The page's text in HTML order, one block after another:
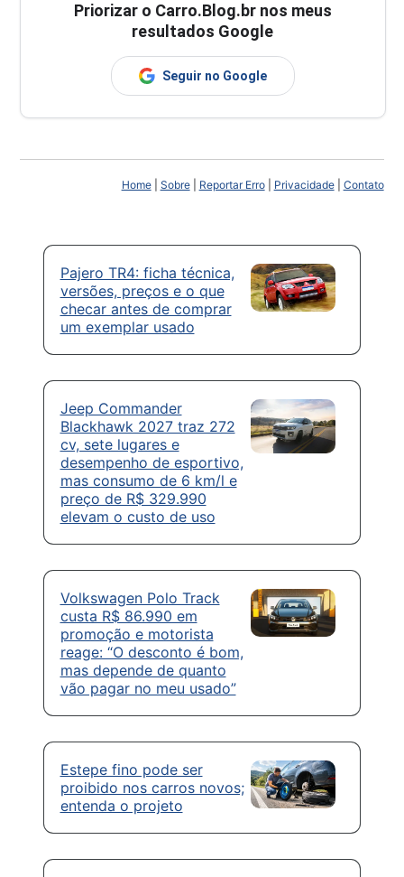
Priorizar o Carro.Blog.br nos meus
resultados Google
Seguir no Google
Home| Sobre| Reportar Erro| Privacidade| Contato
Pajero TR4: ficha técnica,
versões, preços e o que
checar antes de comprar
um exemplar usado
Jeep Commander
Blackhawk 2027 traz 272
cv, sete lugares e
desempenho de esportivo,
mas consumo de 6 km/l e
preço de R$ 329.990
elevam o custo de uso
Volkswagen Polo Track
custa R$ 86.990 em
promoção e motorista
reage: “O desconto é bom,
mas depende de quanto
vão pagar no meu usado”
Estepe fino pode ser
proibido nos carros novos;
entenda o projeto